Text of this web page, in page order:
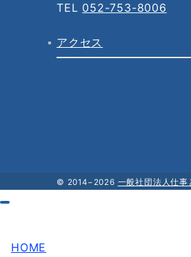
TEL 052-753-8006
アクセス
© 2014−2026 一般社団法人仕
HOME